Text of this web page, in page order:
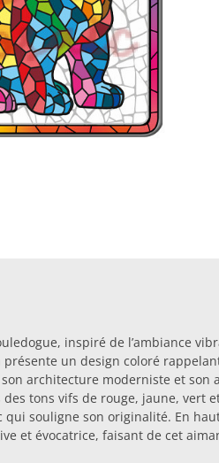
inspiré de l’ambiance
un design coloré
architecture moderniste et son
tons vifs de rouge, jaune, vert
souligne son originalité. En
et évocatrice, faisant de cet